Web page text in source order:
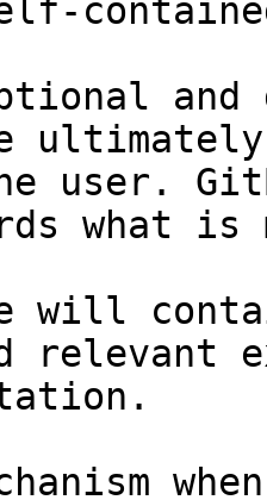
and
user.
what
will
relevant